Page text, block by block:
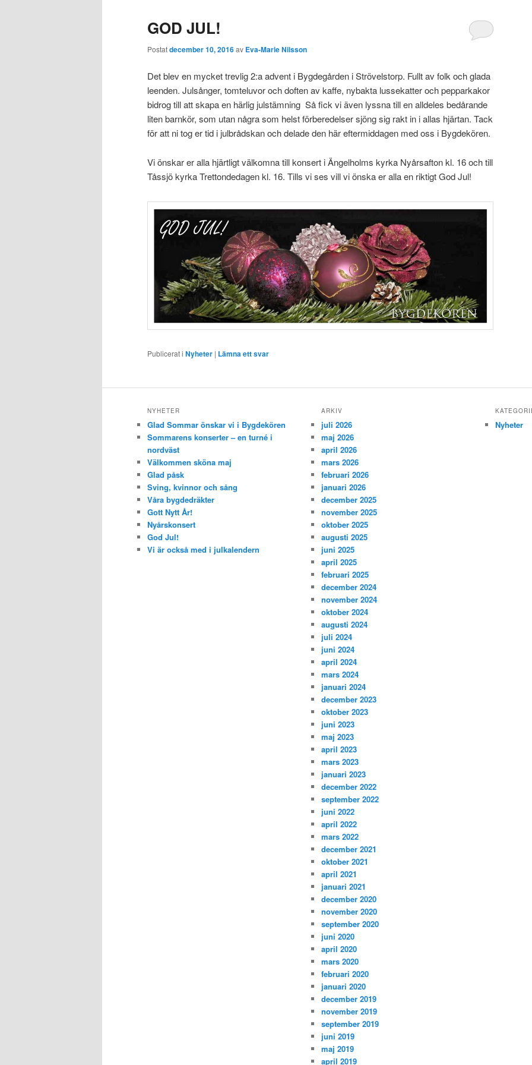
GOD JUL!
Postatdecember 10, 2016av Eva-Marie Nilsson
Det blev en mycket trevlig 2:a advent i Bygdegården i Strövelstorp. Fullt av folk och glada
leenden. Julsånger, tomteluvor och doften av kaffe, nybakta lussekatter och pepparkakor
bidrog till att skapa en härlig julstämning Så fick vi även lyssna till en alldeles bedårande
liten barnkör, som utan några som helst förberedelser sjöng sig rakt in i allas hjärtan. Tack
för att ni tog er tid i julbrådskan och delade den här eftermiddagen med oss i Bygdekören.
Vi önskar er alla hjärtligt välkomna till konsert i Ängelholms kyrka Nyårsafton kl. 16 och till
Tåssjö kyrka Trettondedagen kl. 16. Tills vi ses vill vi önska er alla en riktigt God Jul!
Publicerat i Nyheter | Lämna ett svar
NYHETER
Glad Sommar önskar vi i Bygdekören
Sommarens konserter – en turné i
nordväst
Välkommen sköna maj
Glad påsk
Sving, kvinnor och sång
Våra bygdedräkter
Gott Nytt År!
Nyårskonsert
God Jul!
Vi är också med i julkalendern
ARKIV
juli 2026
maj 2026
april 2026
mars 2026
februari 2026
januari 2026
december 2025
november 2025
oktober 2025
augusti 2025
juni 2025
april 2025
februari 2025
december 2024
november 2024
oktober 2024
augusti 2024
juli 2024
juni 2024
april 2024
mars 2024
januari 2024
december 2023
oktober 2023
juni 2023
maj 2023
april 2023
mars 2023
januari 2023
december 2022
september 2022
juni 2022
april 2022
mars 2022
december 2021
oktober 2021
april 2021
januari 2021
december 2020
november 2020
september 2020
juni 2020
april 2020
mars 2020
februari 2020
januari 2020
december 2019
november 2019
september 2019
juni 2019
maj 2019
april 2019
Nyheter